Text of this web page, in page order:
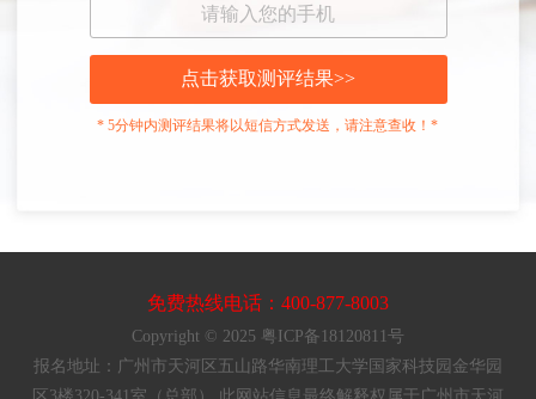
点击获取测评结果>>
* 5分钟内测评结果将以短信方式发送，请注意查收！*
免费热线电话：400-877-8003
Copyright © 2025 粤ICP备18120811号
报名地址：广州市天河区五山路华南理工大学国家科技园金华园